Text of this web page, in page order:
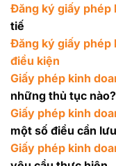
Đăng ký giấy phép
tiế
Đăng ký giấy phép
điều kiện
Giấy phép kinh
những thủ tục nào?
Giấy phép kinh
một số điều cần
Giấy phép kinh